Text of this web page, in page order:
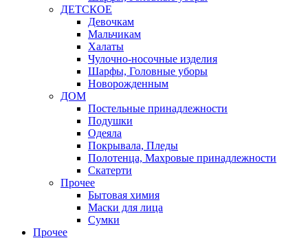
ДЕТСКОЕ
Девочкам
Мальчикам
Халаты
Чулочно-носочные изделия
Шарфы, Головные уборы
Новорожденным
ДОМ
Постельные принадлежности
Подушки
Одеяла
Покрывала, Пледы
Полотенца, Махровые принадлежности
Скатерти
Прочее
Бытовая химия
Маски для лица
Сумки
Прочее